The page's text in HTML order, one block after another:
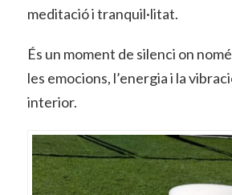
meditació i tranquil·litat.
És un moment de silenci on
les emocions, l’energia i la
interior.